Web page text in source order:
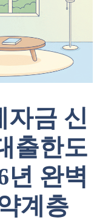
자금 신
출한도
년 완벽
계층